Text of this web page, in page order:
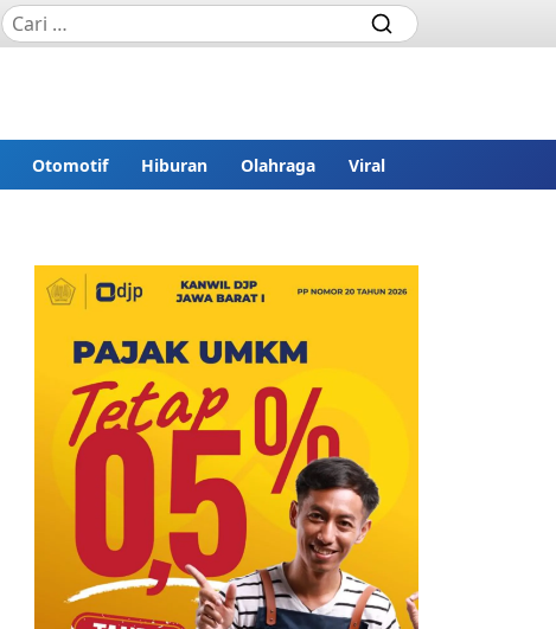
Otomotif Hiburan Olahraga Viral